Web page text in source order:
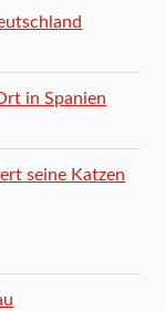
in Spanien
seine Katzen